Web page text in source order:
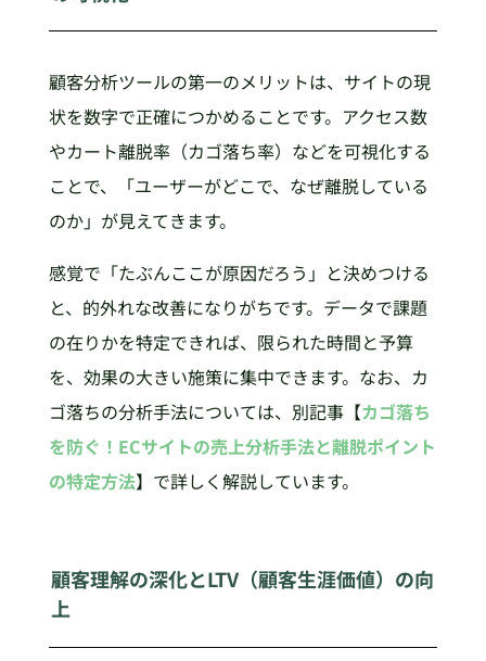
顧客分析ツールの第一のメリットは、サイトの現
状を数字で正確につかめることです。アクセス数
やカート離脱率（カゴ落ち率）などを可視化する
ことで、「ユーザーがどこで、なぜ離脱している
のか」が見えてきます。
感覚で「たぶんここが原因だろう」と決めつける
と、的外れな改善になりがちです。データで課題
の在りかを特定できれば、限られた時間と予算
を、効果の大きい施策に集中できます。なお、カ
ゴ落ちの分析手法については、別記事【カゴ落ち
を防ぐ！ECサイトの売上分析手法と離脱ポイント
の特定方法】で詳しく解説しています。
顧客理解の深化とLTV（顧客生涯価値）の向
上